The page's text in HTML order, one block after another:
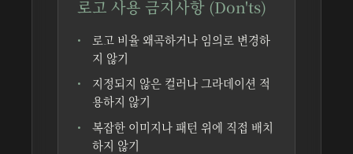
로고 사용 금지사항 (Don'ts)
로고 비율 왜곡하거나 임의로 변경하
지 않기
지정되지 않은 컬러나 그라데이션 적
용하지 않기
복잡한 이미지나 패턴 위에 직접 배치
하지 않기